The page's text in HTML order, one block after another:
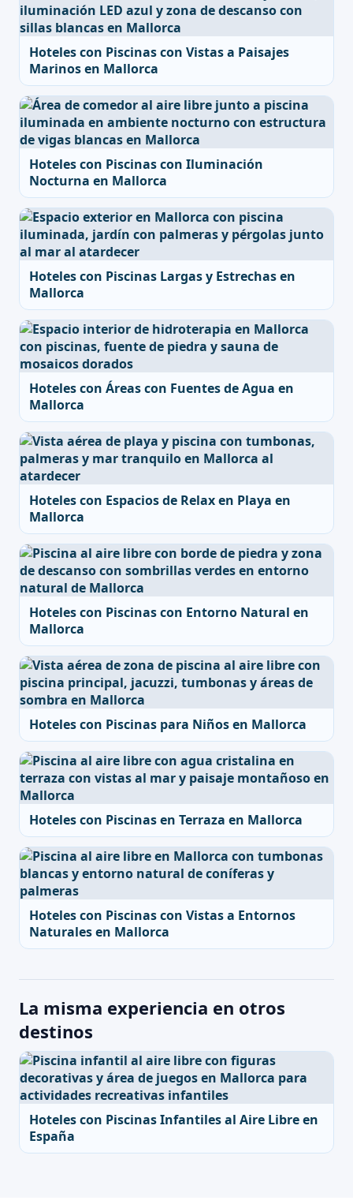
Hoteles con Piscinas con Vistas a Paisajes
Marinos en Mallorca
Hoteles con Piscinas con Iluminación
Nocturna en Mallorca
Hoteles con Piscinas Largas y Estrechas en
Mallorca
Hoteles con Áreas con Fuentes de Agua en
Mallorca
Hoteles con Espacios de Relax en Playa en
Mallorca
Hoteles con Piscinas con Entorno Natural en
Mallorca
Hoteles con Piscinas para Niños en Mallorca
Hoteles con Piscinas en Terraza en Mallorca
Hoteles con Piscinas con Vistas a Entornos
Naturales en Mallorca
La misma experiencia en otros
destinos
Hoteles con Piscinas Infantiles al Aire Libre en
España